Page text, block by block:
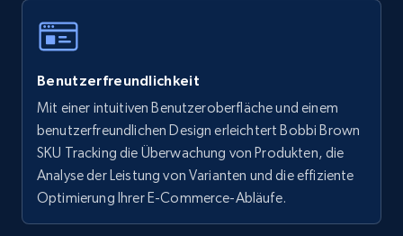
specific keywords
URL, Final price, Sku, Currency, Gtin,
Specifications, Image urls, Top reviews, and
more.
5.6K+ 875+ Jetzt anfangen
Benutzerfreundlichkeit
Mit einer intuitiven Benutzeroberfläche und einem
benutzerfreundlichen Design erleichtert Bobbi Brown
SKU Tracking die Überwachung von Produkten, die
Analyse der Leistung von Varianten und die effiziente
Optimierung Ihrer E-Commerce-Abläufe.